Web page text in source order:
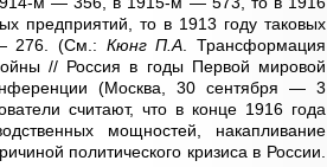
предприятий, то в 1913 году таковых
276. (См.: Кюнг П.А . Трансформация
// Россия в годы Первой мировой
(Москва, 30 сентября — 3
считают, что в конце 1916 года
мощностей, накапливание
политического кризиса в России.